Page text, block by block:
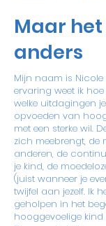
Maar
anders
Mijn naam is
ervaring weet ik
welke uitdagingen
opvoeden van
met een sterke wil.
zich meebrengt, de
anderen, de
je kind, de
(juist wanneer je
twijfel aan jezelf. Ik
geholpen in het
hooggevoelige kind